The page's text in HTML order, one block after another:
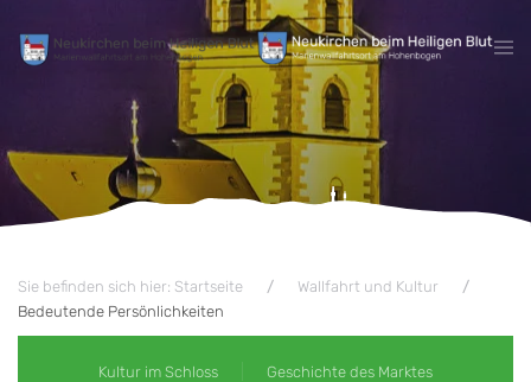
Zum Hauptinhalt springen
Sie befinden sich hier: Startseite
Wallfahrt und Kultur
Bedeutende Persönlichkeiten
Kultur im Schloss Geschichte des Marktes